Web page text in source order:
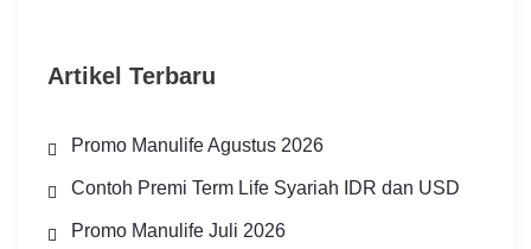
Artikel Terbaru
Promo Manulife Agustus 2026
Contoh Premi Term Life Syariah IDR dan USD
Promo Manulife Juli 2026